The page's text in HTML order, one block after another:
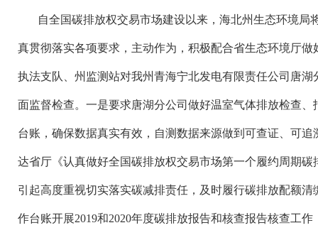
自全国碳排放权交易市场建设以来，海北州生态环境局
真贯彻落实各项要求，主动作为，积极配合省生态环境厅做
执法支队、州监测站对我州青海宁北发电有限责任公司唐湖
面监督检查。一是要求唐湖分公司做好温室气体排放检查
台账，确保数据真实有效，自测数据来源做到可查证、可
达省厅《认真做好全国碳排放权交易市场第一个履约周期
引起高度重视切实落实碳减排责任，及时履行碳排放配额
作台账开展2019和2020年度碳排放报告和核查报告核查工